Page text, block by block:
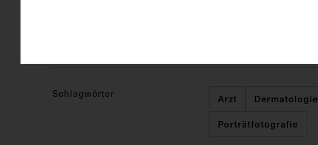
Schlagwörter Arzt Dermatologie
Porträtfotografie